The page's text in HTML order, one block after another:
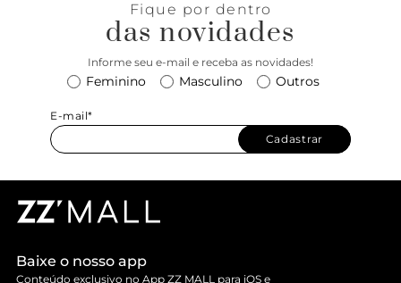
Fique por dentro
das novidades
Informe seu e-mail e receba as novidades!
Feminino Masculino Outros
E-mail*
Cadastrar
Baixe o nosso app
Conteúdo exclusivo no App ZZ MALL para iOS e